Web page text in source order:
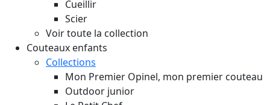
Cueillir
Scier
Voir toute la collection
Couteaux enfants
Collections
Mon Premier Opinel, mon premier couteau
Outdoor junior